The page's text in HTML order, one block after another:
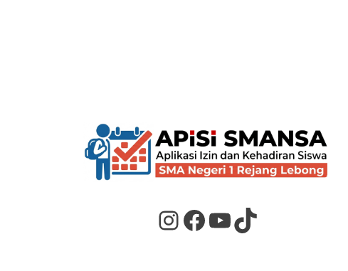
Instagram
Facebook
YouTube
TikTok